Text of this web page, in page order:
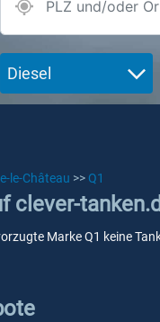
Diesel
le-Château >> Q1
clever-
Marke Q1 keine